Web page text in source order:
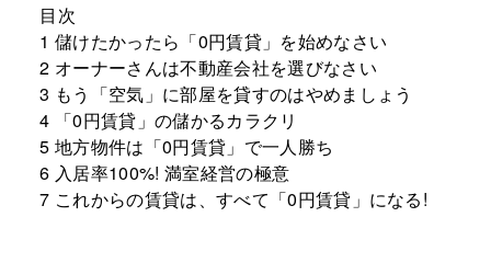
目次
1 儲けたかったら「0円賃貸」を始めなさい
2 オーナーさんは不動産会社を選びなさい
3 もう「空気」に部屋を貸すのはやめましょう
4 「0円賃貸」の儲かるカラクリ
5 地方物件は「0円賃貸」で一人勝ち
6 入居率100%! 満室経営の極意
7 これからの賃貸は、すべて「0円賃貸」になる!